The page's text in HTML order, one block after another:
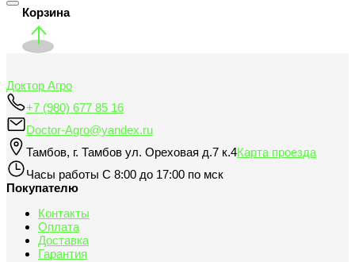
Корзина
Доктор Агро
+7 (980) 677 85 16
Doctor-Agro@yandex.ru
Тамбов, г. Тамбов ул. Ореховая д.7 к.4Карта проезда
Часы работы С 8:00 до 17:00 по мск
Покупателю
Контакты
Оплата
Доставка
Гарантия